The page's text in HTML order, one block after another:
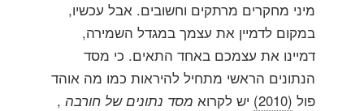
מיני מחקרים מרתקים וחשובים. אבל עכשיו,
במקום לדמיין את עצמך במגדל השמירה,
דמיינו את עצמכם באחד התאים. כי מסד
הנתונים הראשי מתחיל להיראות כמו מה אוהד
פול (2010) יש לקרוא מסד נתונים של חורבה ,